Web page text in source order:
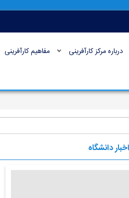
درباره مرکز کارآفرینی مفاهیم کارآفرینی
اخبار دانشگاه